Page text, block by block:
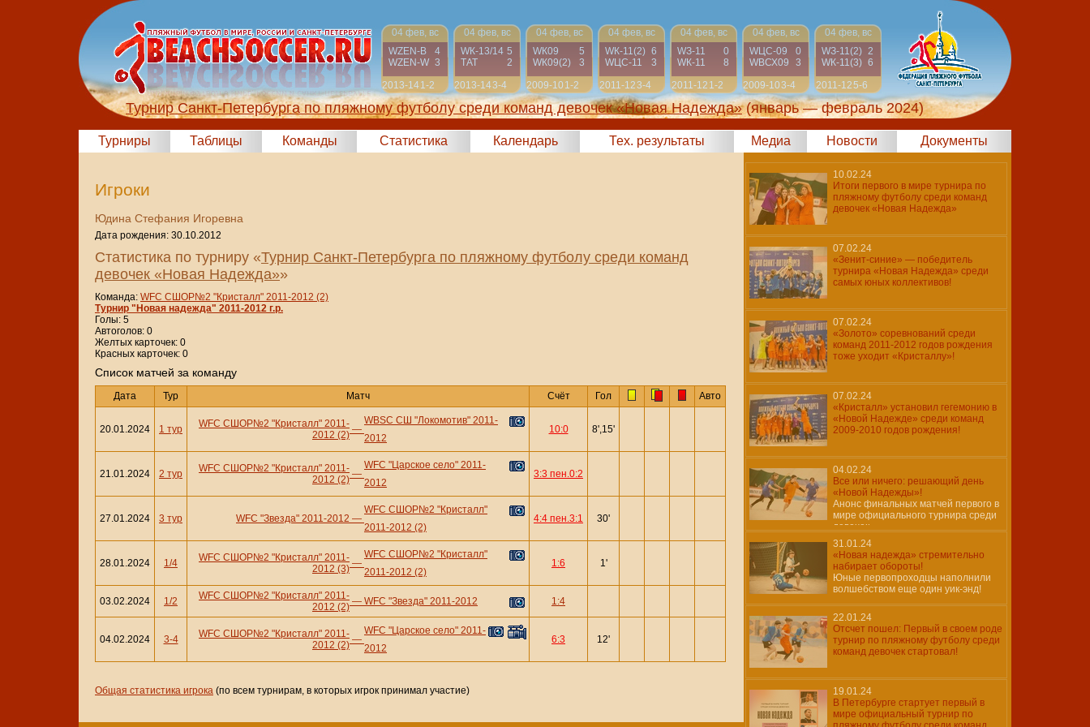
04 фев, вс
WZEN-B
4
WZEN-W 3
2013-141-2
04 фев, вс
WК-13/14 5
ТАТ
2
2013-143-4
04 фев, вс
WК09
5
WК09(2)
3
2009-10 1-2
04 фев, вс
WК-11(2) 6
WЦС-11
3
2011-123-4
04 фев, вс
WЗ-11
0
WК-11
8
2011-12 1-2
04 фев, вс
WЦС-09
0
WВСХ09
3
2009-103-4
04 фев, вс
WЗ-11(2) 2
WК-11(3) 6
2011-125-6
Турнир Санкт-Петербурга по пляжному футболу среди команд девочек «Новая Надежда» (январь — февраль 2024)
Турниры Таблицы Команды Статистика Календарь Тех. результаты Медиа Новости Документы
Игроки
Юдина Стефания Игоревна
Дата рождения: 30.10.2012
Статистика по турниру «Турнир Санкт-Петербурга по пляжному футболу среди команд
девочек «Новая Надежда»»
Команда: WFC СШОР№2 "Кристалл" 2011-2012 (2)
Турнир "Новая надежда" 2011-2012 г.р.
Голы: 5
Автоголов: 0
Желтых карточек: 0
Красных карточек: 0
Cписок матчей за команду
Дата Тур Матч Счёт Гол Авто
20.01.2024 1 тур
WFC СШОР№2 "Кристалл" 2011-
2012 (2) —
WBSC СШ "Локомотив" 2011-
2012
10:0 8',15'
21.01.2024 2 тур
WFC СШОР№2 "Кристалл" 2011-
2012 (2) —
WFC "Царское село" 2011-
2012
3:3 пен.0:2
27.01.2024 3 тур WFC "Звезда" 2011-2012 —
WFC СШОР№2 "Кристалл"
2011-2012 (2)
4:4 пен.3:1 30'
28.01.2024 1/4
WFC СШОР№2 "Кристалл" 2011-
2012 (3) —
WFC СШОР№2 "Кристалл"
2011-2012 (2)
1:6 1'
03.02.2024 1/2
WFC СШОР№2 "Кристалл" 2011-
2012 (2) — WFC "Звезда" 2011-2012 1:4
04.02.2024 3-4
WFC СШОР№2 "Кристалл" 2011-
2012 (2) —
WFC "Царское село" 2011-
2012
6:3 12'
Общая статистика игрока (по всем турнирам, в которых игрок принимал участие)
10.02.24
Итоги первого в мире турнира по
пляжному футболу среди команд
девочек «Новая Надежда»
07.02.24
«Зенит-синие» — победитель
турнира «Новая Надежда» среди
самых юных коллективов!
07.02.24
«Золото» соревнований среди
команд 2011-2012 годов рождения
тоже уходит «Кристаллу»!
07.02.24
«Кристалл» установил гегемонию в
«Новой Надежде» среди команд
2009-2010 годов рождения!
04.02.24
Все или ничего: решающий день
«Новой Надежды»!
Анонс финальных матчей первого в
мире официального турнира среди
девочек
31.01.24
«Новая надежда» стремительно
набирает обороты!
Юные первопроходцы наполнили
волшебством еще один уик-энд!
22.01.24
Отсчет пошел: Первый в своем роде
турнир по пляжному футболу среди
команд девочек стартовал!
19.01.24
В Петербурге стартует первый в
мире официальный турнир по